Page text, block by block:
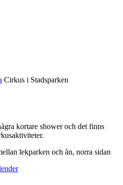
Cirkus i Stadsparken
kortare shower och det finns
lekparken och ån, norra sidan